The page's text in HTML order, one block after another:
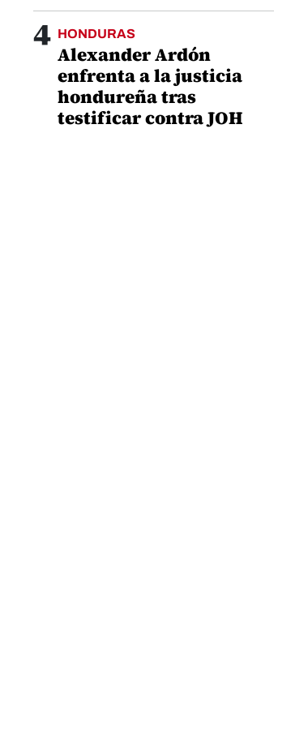
4 HONDURAS
Alexander Ardón
enfrenta a la justicia
hondureña tras
testificar contra JOH